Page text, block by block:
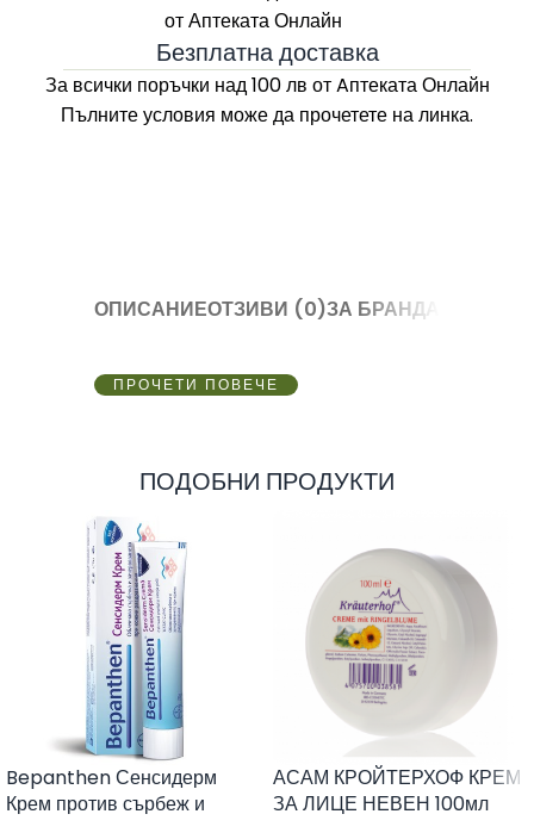
Безплатна доставка
За всички поръчки над 100 лв от Aптеката Онлайн
Пълните условия може да прочетете на линка.
ОПИСАНИЕОТЗИВИ (0)ЗА БРАНДА
ПРОЧЕТИ ПОВЕЧЕ
ПОДОБНИ ПРОДУКТИ
Bepanthen Сенсидерм
Крем против сърбеж и
АСАМ КРОЙТЕРХОФ КРЕМ
ЗА ЛИЦЕ НЕВЕН 100мл